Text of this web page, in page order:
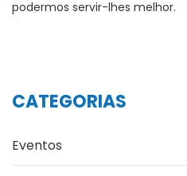
podermos servir-lhes melhor.
CATEGORIAS
Eventos